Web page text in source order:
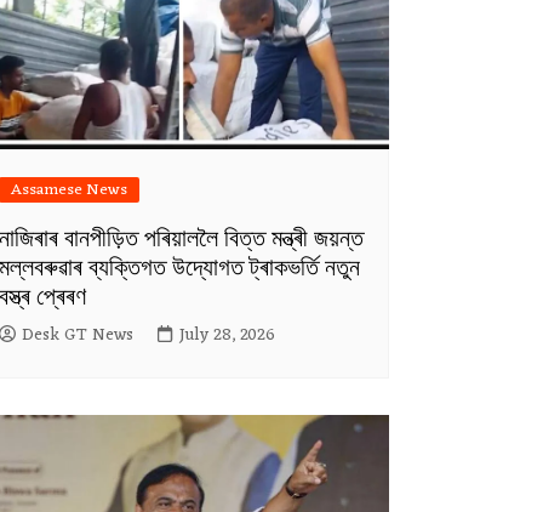
Assamese News
বানপীড়িত পৰিয়াললৈ বিত্ত মন্ত্ৰী জয়ন্ত
ব্যক্তিগত উদ্যোগত ট্ৰাকভৰ্তি নতুন
প্ৰেৰণ
Desk GT News July 28, 2026